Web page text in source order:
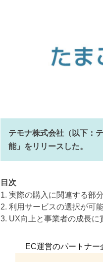
テモナ株式会社（以下：
能」をリリースした。
目次
1. 実際の購入に関連する部
2. 利用サービスの選択が可
3. UX向上と事業者の成長に
EC運営のパートナー